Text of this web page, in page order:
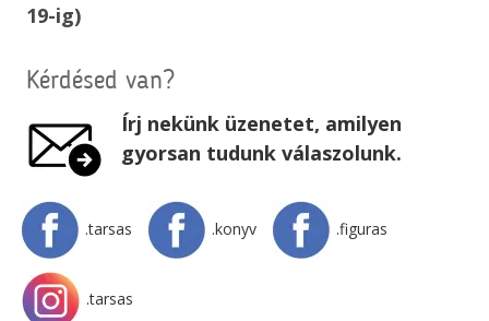
19-ig)
Kérdésed van?
Írj nekünk üzenetet, amilyen
gyorsan tudunk válaszolunk.
.tarsas .konyv .figuras
.tarsas